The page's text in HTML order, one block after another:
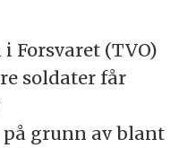
(TVO)
soldater får
grunn av blant